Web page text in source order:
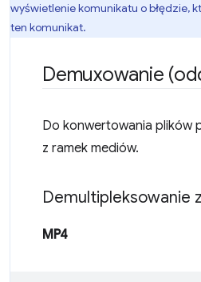
wyświetlenie komunikatu o błędzie,
ten komunikat.
Demuxowanie
Do konwertowania plików
z ramek mediów.
Demultipleksowanie
MP4